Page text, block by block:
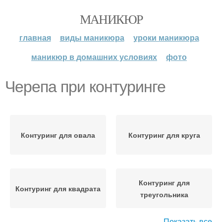
МАНИКЮР
главная виды маникюра
уроки маникюра
маникюр в домашних условиях
фото
Черепа при контуринге
Контуринг для овала Контуринг для круга
Контуринг для квадрата
Контуринг для
треугольника